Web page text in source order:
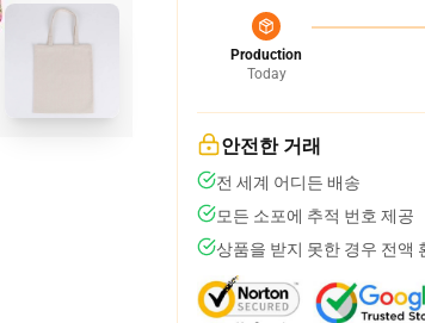
Production
Today
안전한 거래
전 세계 어디든 배송
모든 소포에 추적 번호 제공
상품을 받지 못한 경우 전액